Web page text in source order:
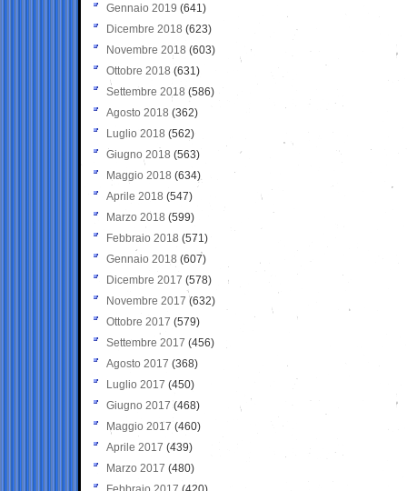
Gennaio 2019 (641)
Dicembre 2018 (623)
Novembre 2018 (603)
Ottobre 2018 (631)
Settembre 2018 (586)
Agosto 2018 (362)
Luglio 2018 (562)
Giugno 2018 (563)
Maggio 2018 (634)
Aprile 2018 (547)
Marzo 2018 (599)
Febbraio 2018 (571)
Gennaio 2018 (607)
Dicembre 2017 (578)
Novembre 2017 (632)
Ottobre 2017 (579)
Settembre 2017 (456)
Agosto 2017 (368)
Luglio 2017 (450)
Giugno 2017 (468)
Maggio 2017 (460)
Aprile 2017 (439)
Marzo 2017 (480)